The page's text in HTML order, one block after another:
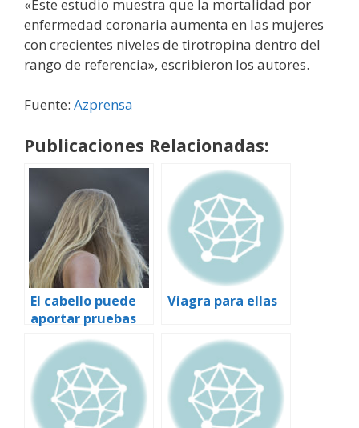
«Este estudio muestra que la mortalidad por
enfermedad coronaria aumenta en las mujeres
con crecientes niveles de tirotropina dentro del
rango de referencia», escribieron los autores.
Fuente: Azprensa
Publicaciones Relacionadas:
El cabello puede
aportar pruebas
de un vínculo
entre el estrés
crónico y ataque
cardíaco
Viagra para ellas